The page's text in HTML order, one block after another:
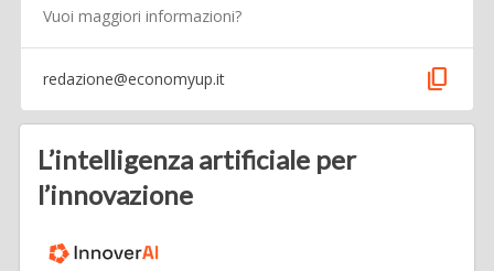
Vuoi maggiori informazioni?
redazione@economyup.it content_copy
L’intelligenza artificiale per
l’innovazione